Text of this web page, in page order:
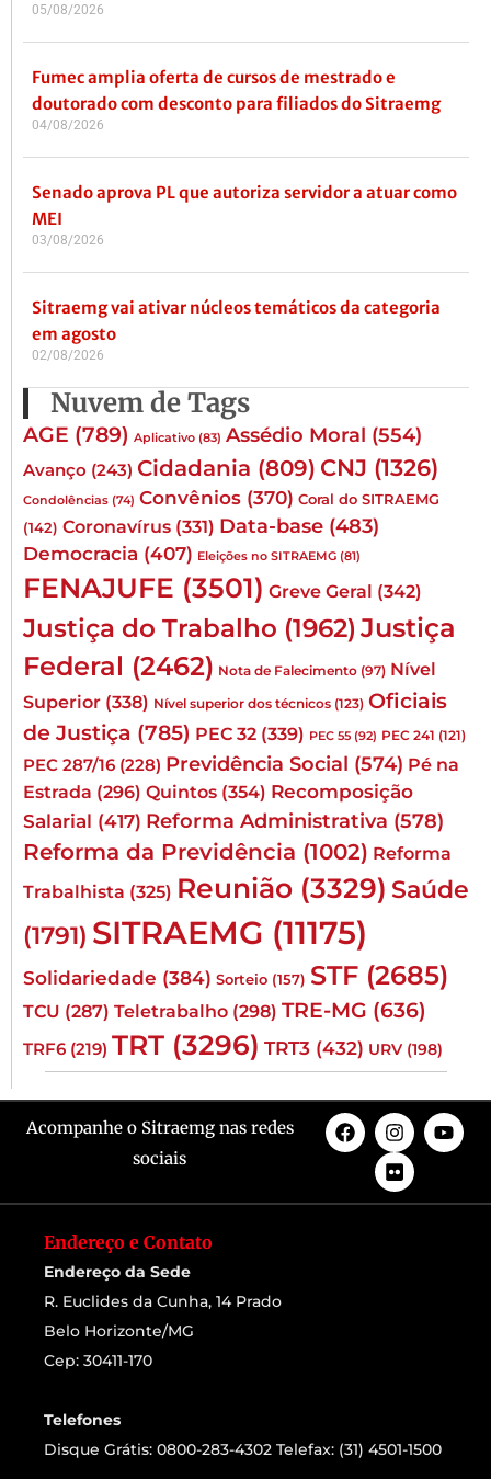
05/08/2026
Fumec amplia oferta de cursos de mestrado e
doutorado com desconto para filiados do Sitraemg
04/08/2026
Senado aprova PL que autoriza servidor a atuar como
MEI
03/08/2026
Sitraemg vai ativar núcleos temáticos da categoria
em agosto
02/08/2026
Nuvem de Tags
AGE (789) Aplicativo (83) Assédio Moral (554)
Avanço (243) Cidadania (809) CNJ (1326)
Condolências (74) Convênios (370) Coral do SITRAEMG
(142) Coronavírus (331) Data-base (483)
Democracia (407) Eleições no SITRAEMG (81)
FENAJUFE (3501) Greve Geral (342)
Justiça do Trabalho (1962) Justiça
Federal (2462) Nota de Falecimento (97) Nível
Superior (338) Nível superior dos técnicos (123) Oficiais
de Justiça (785) PEC 32 (339) PEC 55 (92) PEC 241 (121)
PEC 287/16 (228) Previdência Social (574) Pé na
Estrada (296) Quintos (354) Recomposição
Salarial (417) Reforma Administrativa (578)
Reforma da Previdência (1002) Reforma
Trabalhista (325) Reunião (3329) Saúde
(1791) SITRAEMG (11175)
Solidariedade (384) Sorteio (157) STF (2685)
TCU (287) Teletrabalho (298) TRE-MG (636)
TRF6 (219) TRT (3296) TRT3 (432) URV (198)
Acompanhe o Sitraemg nas redes
sociais
Endereço e Contato
Endereço da Sede
R. Euclides da Cunha, 14 Prado
Belo Horizonte/MG
Cep: 30411-170
Telefones
Disque Grátis: 0800-283-4302 Telefax: (31) 4501-1500